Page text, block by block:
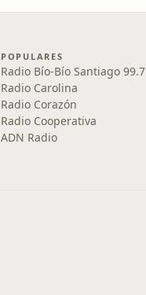
POPULARES
Radio Bío-Bío Santiago 99.7
Radio Carolina
Radio Corazón
Radio Cooperativa
ADN Radio